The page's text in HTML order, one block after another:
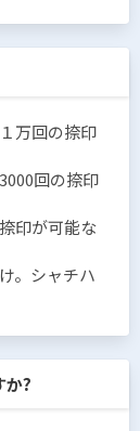
万回の捺印
回の捺印
印が可能な
。シャチハ
か?